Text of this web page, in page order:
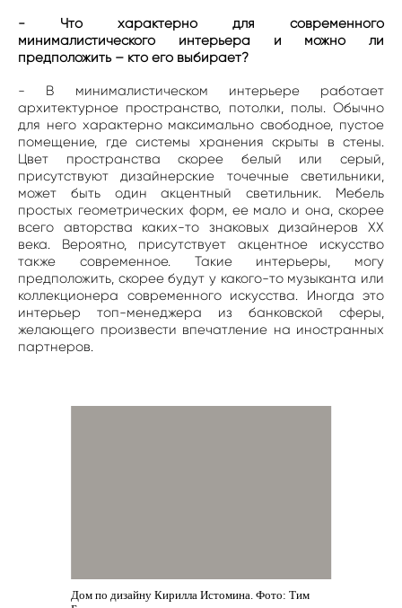
- Что характерно для современного
минималистического интерьера и можно ли
предположить – кто его выбирает?
- В минималистическом интерьере работает
архитектурное пространство, потолки, полы. Обычно
для него характерно максимально свободное, пустое
помещение, где системы хранения скрыты в стены.
Цвет пространства скорее белый или серый,
присутствуют дизайнерские точечные светильники,
может быть один акцентный светильник. Мебель
простых геометрических форм, ее мало и она, скорее
всего авторства каких-то знаковых дизайнеров ХХ
века. Вероятно, присутствует акцентное искусство
также современное. Такие интерьеры, могу
предположить, скорее будут у какого-то музыканта или
коллекционера современного искусства. Иногда это
интерьер топ-менеджера из банковской сферы,
желающего произвести впечатление на иностранных
партнеров.
Дом по дизайну Кирилла Истомина. Фото: Тим